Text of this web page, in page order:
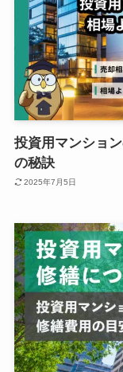
投資用マンショ
の秘訣
2025年7月5日